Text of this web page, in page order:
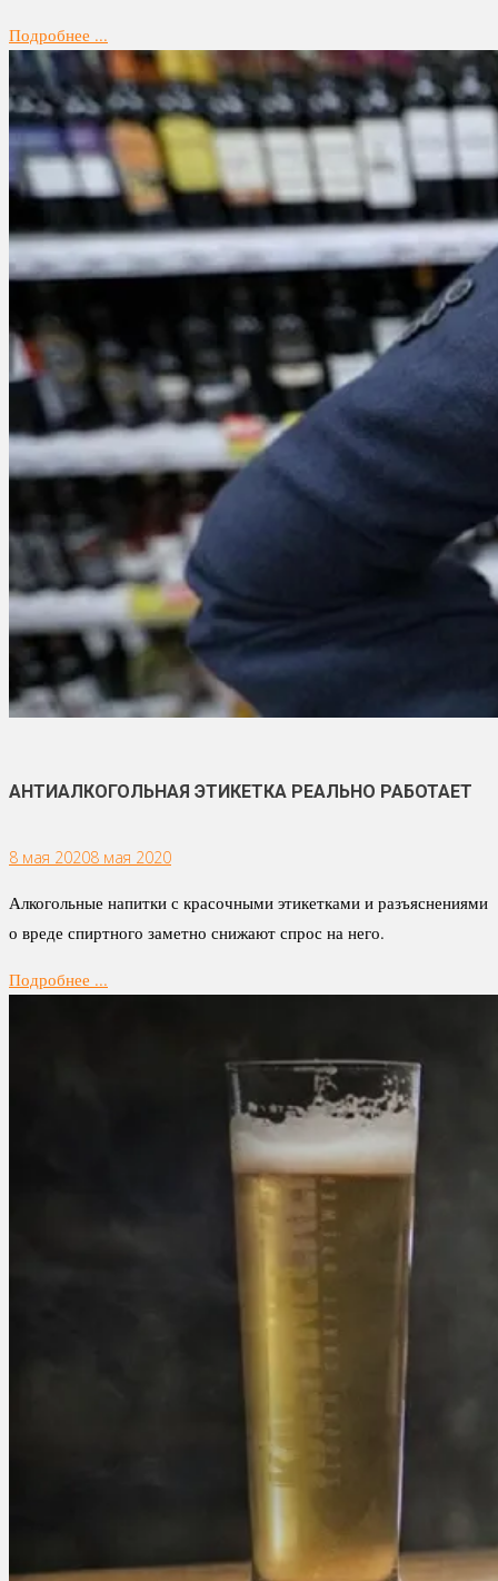
Подробнее ...
АНТИАЛКОГОЛЬНАЯ ЭТИКЕТКА РЕАЛЬНО РАБОТАЕТ
8 мая 20208 мая 2020
Алкогольные напитки с красочными этикетками и разъяснениями
о вреде спиртного заметно снижают спрос на него.
Подробнее ...